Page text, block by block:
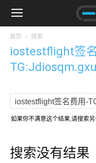
首页 搜索
iostestflight签
TG:Jdiosqm.gxu
如果你不满意这个结果,请搜索
搜索没有结果